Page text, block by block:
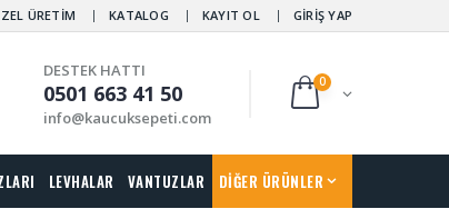
ÜRETİM KATALOG KAYIT OL GİRİŞ YAP
DESTEK HATTI
0501 663 41 50
info@kaucuksepeti.com
0
LEVHALAR VANTUZLAR DİĞER ÜRÜNLER